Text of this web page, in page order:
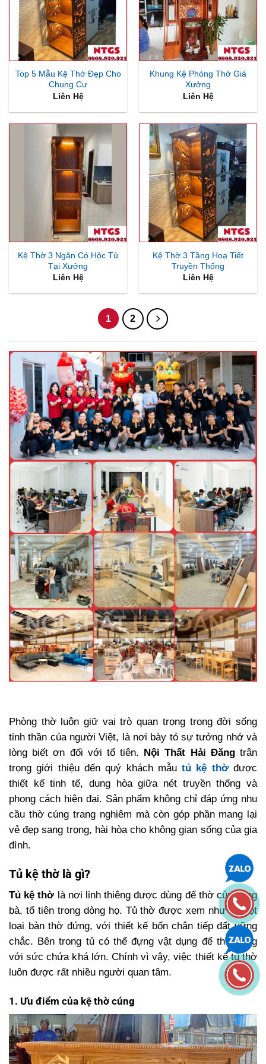
Top 5 Mẫu Kệ Thờ Đẹp Cho
Chung Cư
Liên Hệ
Khung Kệ Phòng Thờ Giá
Xưởng
Liên Hệ
Kệ Thờ 3 Ngăn Có Hộc Tủ
Tại Xưởng
Liên Hệ
Kệ Thờ 3 Tầng Hoạ Tiết
Truyền Thống
Liên Hệ
1 2
Phòng thờ luôn giữ vai trò quan trọng trong đời sống
tinh thần của người Việt, là nơi bày tỏ sự tưởng nhớ và
lòng biết ơn đối với tổ tiên.
Nội Thất Hải Đăngtrân
trọng giới thiệu đến quý khách mẫutủ kệ thờđược
thiết kế tinh tế, dung hòa giữa nét truyền thống và
phong cách hiện đại. Sản phẩm không chỉ đáp ứng nhu
cầu thờ cúng trang nghiêm mà còn góp phần mang lại
vẻ đẹp sang trọng, hài hòa cho không gian sống của gia
đình.
Tủ kệ thờ là gì?
Tủ kệ thờlà nơi linh thiêng được dùng để thờ cúng ông
bà, tổ tiên trong dòng họ. Tủ thờ được xem như là một
loại bàn thờ đứng, với thiết kế bốn chân tiếp đất vững
chắc. Bên trong tủ có thể đựng vật dụng để thờ cúng
với sức chứa khá lớn. Chính vì vậy, việc thiết kế tủ thờ
luôn được rất nhiều người quan tâm.
1. Ưu điểm của kệ thờ cúng